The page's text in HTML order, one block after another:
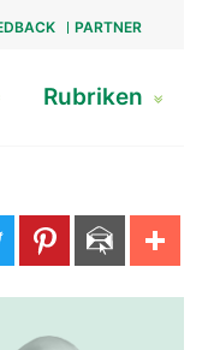
PARTNER
Rubriken